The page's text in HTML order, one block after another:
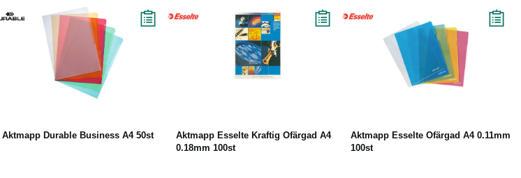
Aktmapp Durable Business A4 50st
Läs mer
Aktmapp Esselte Kraftig Ofärgad A4
0.18mm 100st
Aktmapp Esselte Ofärgad A4 0.11mm
100st